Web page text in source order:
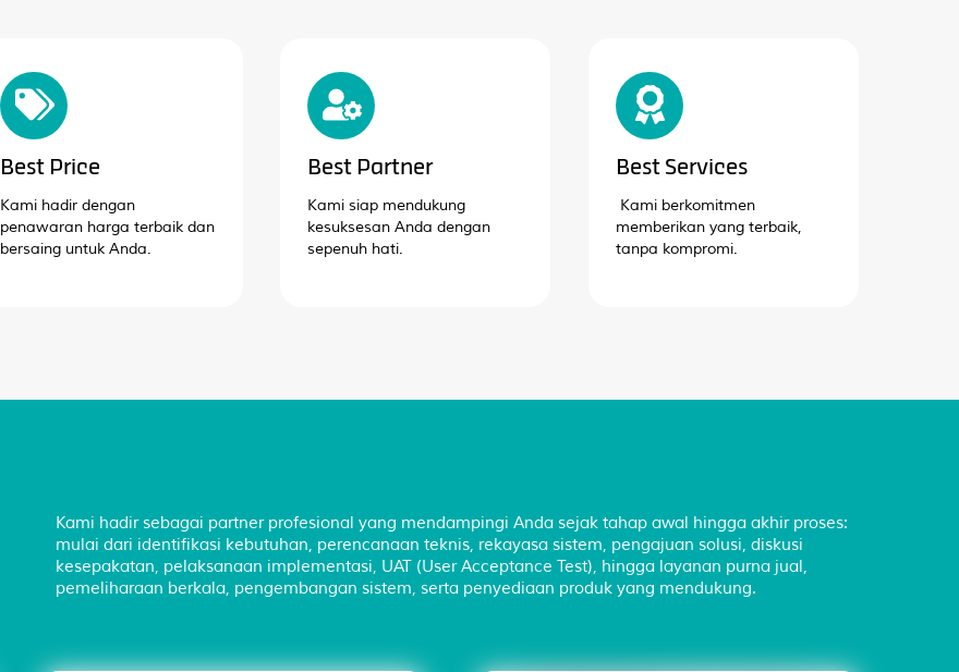
Best Price
Kami hadir dengan
penawaran harga terbaik dan
bersaing untuk Anda.
Best Partner
Kami siap mendukung
kesuksesan Anda dengan
sepenuh hati.
Best Services
Kami berkomitmen
memberikan yang terbaik,
tanpa kompromi.
Kami hadir sebagai partner profesional yang mendampingi Anda sejak tahap awal hingga akhir proses:
mulai dari identifikasi kebutuhan, perencanaan teknis, rekayasa sistem, pengajuan solusi, diskusi
kesepakatan, pelaksanaan implementasi, UAT (User Acceptance Test), hingga layanan purna jual,
pemeliharaan berkala, pengembangan sistem, serta penyediaan produk yang mendukung.